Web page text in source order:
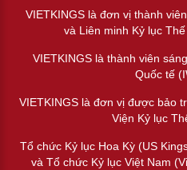
VIETKINGS là đơn vị thành
và Liên minh Kỷ lục
VIETKINGS là thành viên
Quốc tế
VIETKINGS là đơn vị được bảo
Viện Kỷ lục
Tổ chức Kỷ lục Hoa Kỳ (US
và Tổ chức Kỷ lục Việt Nam